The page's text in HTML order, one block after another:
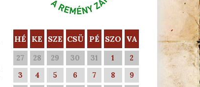
HÉ KE SZE CSÜ PÉ SZO VA
27 28 29 30 31 1
2
3
4 5 6 7 8
9